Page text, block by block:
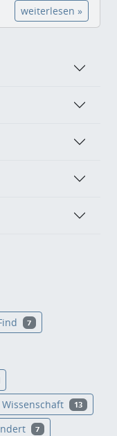
weiterlesen »
7
Wissenschaft 13
7